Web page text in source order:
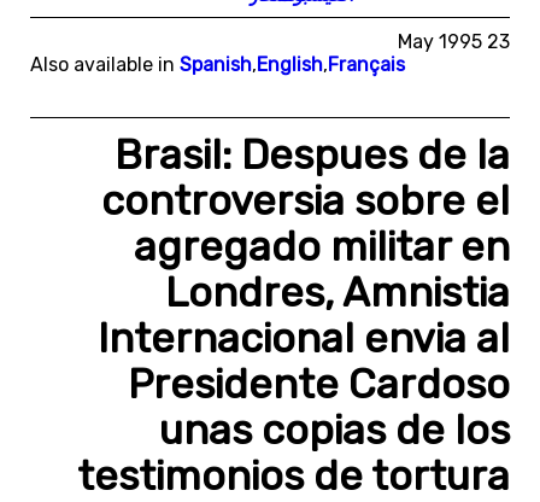
23 May 1995
Also available in Spanish,English,Français
Brasil: Despues de la
controversia sobre el
agregado militar en
Londres, Amnistia
Internacional envia al
Presidente Cardoso
unas copias de los
testimonios de tortura